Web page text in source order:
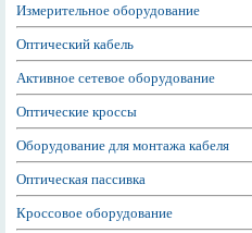
Измерительное оборудование
Оптический кабель
Активное сетевое оборудование
Оптические кроссы
Оборудование для монтажа кабеля
Оптическая пассивка
Кроссовое оборудование